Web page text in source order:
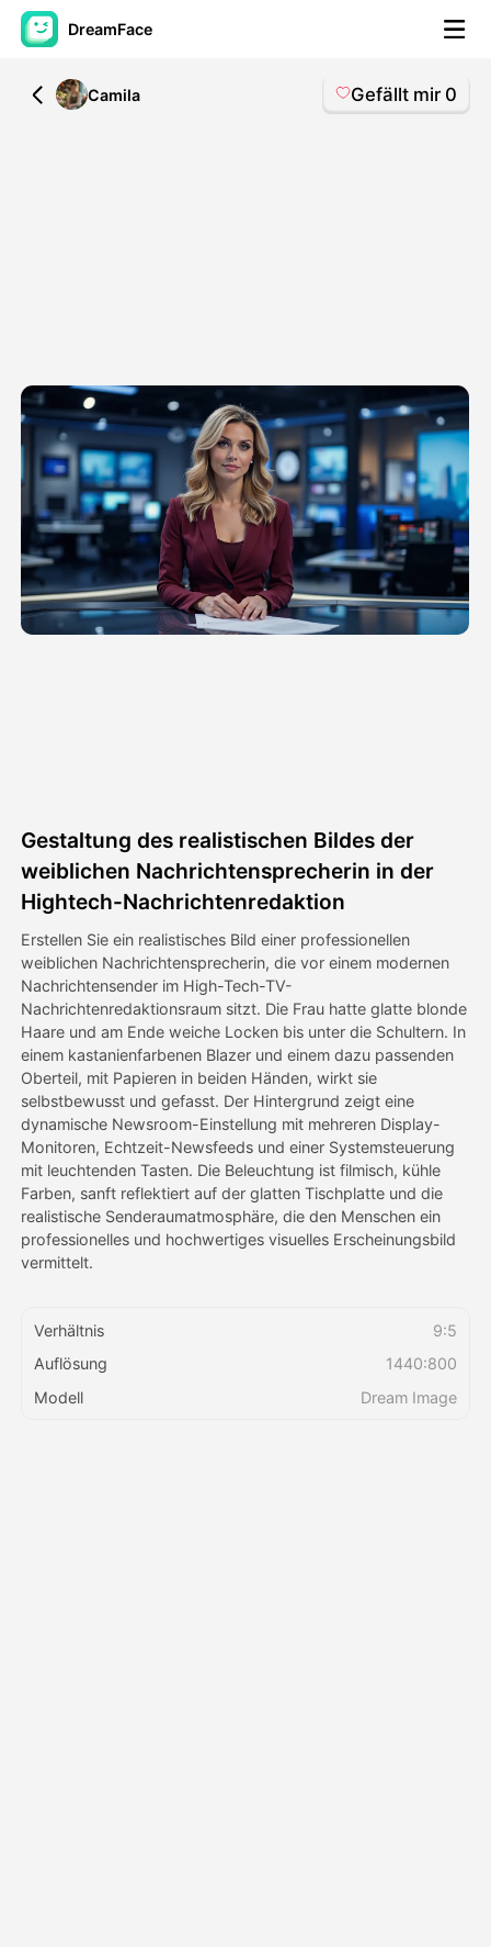
DreamFace
KI-Tools
Alle Tools anzeigen
Vorlagen
Avatar-Video
▼
KI-Video ▼
Galerie
Blog
Preise
API
All
Camila Gefällt mir 0
Gestaltung des realistischen Bildes der
weiblichen Nachrichtensprecherin in der
Hightech-Nachrichtenredaktion
Erstellen Sie ein realistisches Bild einer professionellen
weiblichen Nachrichtensprecherin, die vor einem modernen
Nachrichtensender im High-Tech-TV-
Nachrichtenredaktionsraum sitzt. Die Frau hatte glatte blonde
Haare und am Ende weiche Locken bis unter die Schultern. In
einem kastanienfarbenen Blazer und einem dazu passenden
Oberteil, mit Papieren in beiden Händen, wirkt sie
selbstbewusst und gefasst. Der Hintergrund zeigt eine
dynamische Newsroom-Einstellung mit mehreren Display-
Monitoren, Echtzeit-Newsfeeds und einer Systemsteuerung
mit leuchtenden Tasten. Die Beleuchtung ist filmisch, kühle
Farben, sanft reflektiert auf der glatten Tischplatte und die
realistische Senderaumatmosphäre, die den Menschen ein
professionelles und hochwertiges visuelles Erscheinungsbild
vermittelt.
Verhältnis
9:5
Auflösung
1440:800
Modell
Dream Image